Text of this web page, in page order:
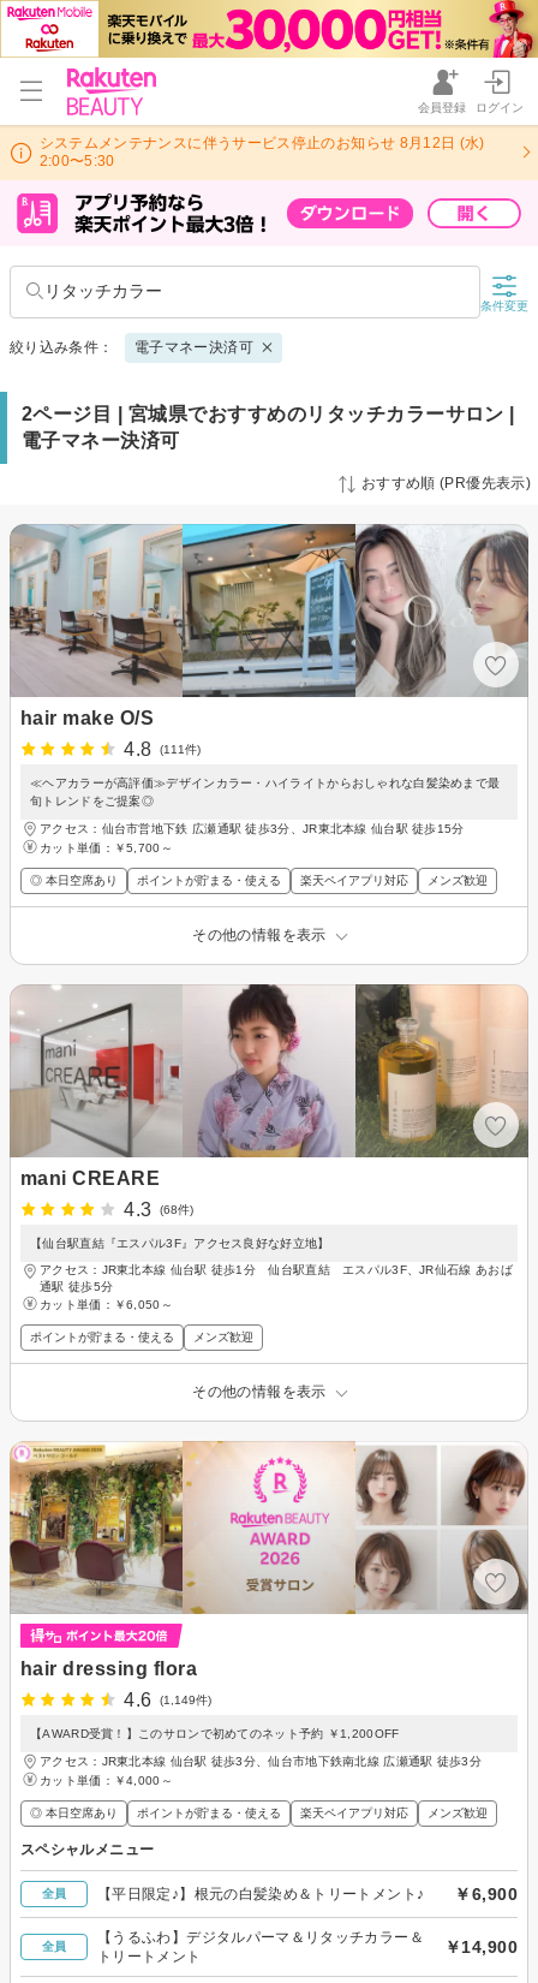
会員登録 ログイン
システムメンテナンスに伴うサービス停止のお知らせ 8月12日 (水)
2:00〜5:30
リタッチカラー
条件変更
絞り込み条件： 電子マネー決済可
2ページ目 | 宮城県でおすすめのリタッチカラーサロン |
電子マネー決済可
おすすめ順 (PR優先表示)
hair make O/S
4.8
(111件)
≪ヘアカラーが高評価≫デザインカラー・ハイライトからおしゃれな白髪染めまで最
旬トレンドをご提案◎
アクセス：仙台市営地下鉄 広瀬通駅 徒歩3分、JR東北本線 仙台駅 徒歩15分
カット単価： ￥5,700～
◎ 本日空席あり ポイントが貯まる・使える 楽天ペイアプリ対応 メンズ歓迎
その他の情報を表示
mani CREARE
4.3
(68件)
【仙台駅直結『エスパル3F』アクセス良好な好立地】
アクセス：JR東北本線 仙台駅 徒歩1分 仙台駅直結 エスパル3F、JR仙石線 あおば
通駅 徒歩5分
カット単価： ￥6,050～
ポイントが貯まる・使える メンズ歓迎
その他の情報を表示
hair dressing flora
4.6
(1,149件)
【AWARD受賞！】このサロンで初めてのネット予約 ￥1,200OFF
アクセス：JR東北本線 仙台駅 徒歩3分、仙台市地下鉄南北線 広瀬通駅 徒歩3分
カット単価： ￥4,000～
◎ 本日空席あり ポイントが貯まる・使える 楽天ペイアプリ対応 メンズ歓迎
スペシャルメニュー
全員 【平日限定♪】根元の白髪染め＆トリートメント♪ ￥6,900
全員
【うるふわ】デジタルパーマ＆リタッチカラー＆
トリートメント
￥14,900